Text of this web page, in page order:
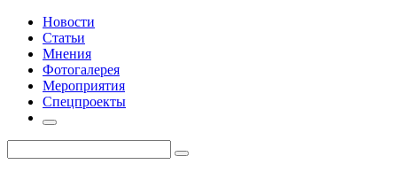
Новости
Статьи
Мнения
Фотогалерея
Мероприятия
Спецпроекты